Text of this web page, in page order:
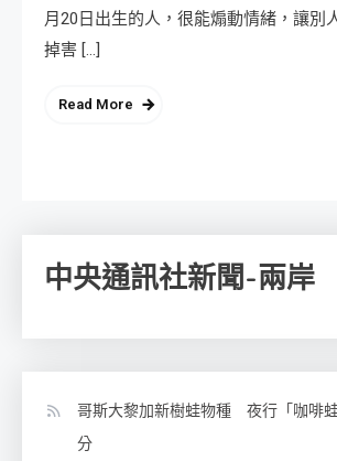
月20日出生的人，很能煽動情緒，讓別
掉害 […]
Read More
中央通訊社新聞-兩岸
哥斯大黎加新樹蛙物種 夜行「咖啡
分